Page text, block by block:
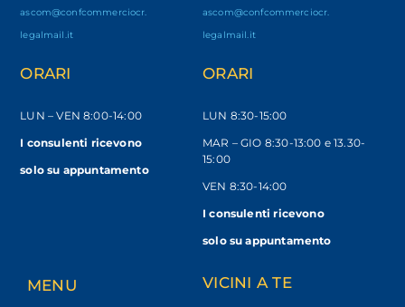
ascom@confcommerciocr.
legalmail.it
ORARI
LUN – VEN8:00-14:00
I consulenti ricevono
solosu appuntamento
ascom@confcommerciocr.
legalmail.it
ORARI
LUN 8:30-15:00
MAR – GIO 8:30-13:00 e 13.30-
15:00
VEN 8:30-14:00
I consulenti ricevono
solo su appuntamento
MENU VICINI A TE